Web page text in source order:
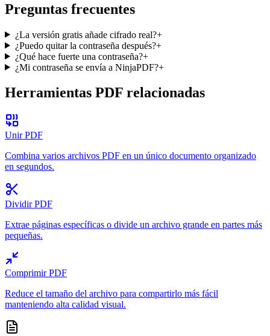
Preguntas frecuentes
¿La versión gratis añade cifrado real?+
¿Puedo quitar la contraseña después?+
¿Qué hace fuerte una contraseña?+
¿Mi contraseña se envía a NinjaPDF?+
Herramientas PDF relacionadas
Unir PDF
Combina varios archivos PDF en un único documento organizado
en segundos.
Dividir PDF
Extrae páginas específicas o divide un archivo grande en partes más
pequeñas.
Comprimir PDF
Reduce el tamaño del archivo para compartirlo más fácil
manteniendo alta calidad visual.